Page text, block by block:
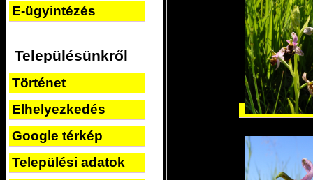
E-ügyintézés
Településünkről
Történet
Elhelyezkedés
Google térkép
Települési adatok